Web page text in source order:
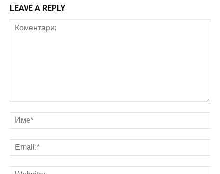
LEAVE A REPLY